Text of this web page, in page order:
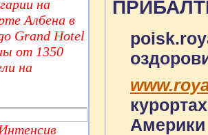
на
Албена в
Grand Hotel
от 1350
на
Америки